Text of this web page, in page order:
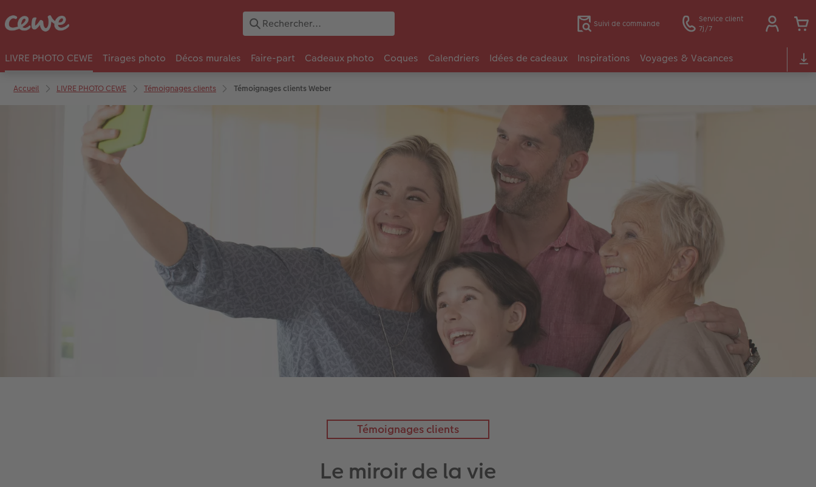
Suivi de commande
Service client
7j/7
LIVRE PHOTO CEWE Tirages photo Décos murales Faire-part Cadeaux photo Coques Calendriers Idées de cadeaux Inspirations Voyages & Vacances
Accueil LIVRE PHOTO CEWE Témoignages clients Témoignages clients Weber
Témoignages clients
Le miroir de la vie